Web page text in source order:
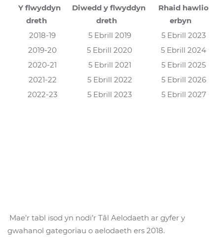
Y flwyddyn
dreth
Diwedd y flwyddyn
dreth
Rhaid hawlio
erbyn
2018-19
5 Ebrill 2019
5 Ebrill 2023
2019-20
5 Ebrill 2020
5 Ebrill 2024
2020-21
5 Ebrill 2021
5 Ebrill 2025
2021-22
5 Ebrill 2022
5 Ebrill 2026
2022-23
5 Ebrill 2023 5 Ebrill 2027
Mae’r tabl isod yn nodi’r Tâl Aelodaeth ar gyfer y
gwahanol gategorïau o aelodaeth ers 2018.